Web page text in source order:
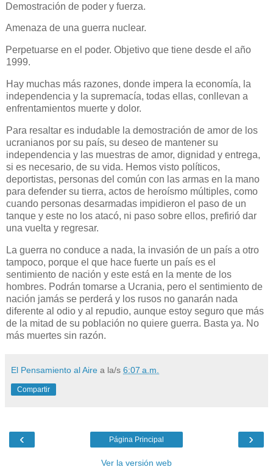
Demostración de poder y fuerza.
Amenaza de una guerra nuclear.
Perpetuarse en el poder. Objetivo que tiene desde el año
1999.
Hay muchas más razones, donde impera la economía, la
independencia y la supremacía, todas ellas, conllevan a
enfrentamientos muerte y dolor.
Para resaltar es indudable la demostración de amor de los
ucranianos por su país, su deseo de mantener su
independencia y las muestras de amor, dignidad y entrega,
si es necesario, de su vida. Hemos visto políticos,
deportistas, personas del común con las armas en la mano
para defender su tierra, actos de heroísmo múltiples, como
cuando personas desarmadas impidieron el paso de un
tanque y este no los atacó, ni paso sobre ellos, prefirió dar
una vuelta y regresar.
La guerra no conduce a nada, la invasión de un país a otro
tampoco, porque el que hace fuerte un país es el
sentimiento de nación y este está en la mente de los
hombres. Podrán tomarse a Ucrania, pero el sentimiento de
nación jamás se perderá y los rusos no ganarán nada
diferente al odio y al repudio, aunque estoy seguro que más
de la mitad de su población no quiere guerra. Basta ya. No
más muertes sin razón.
El Pensamiento al Aire a la/s 6:07 a.m.
Compartir
‹ ›
Página Principal
Ver la versión web